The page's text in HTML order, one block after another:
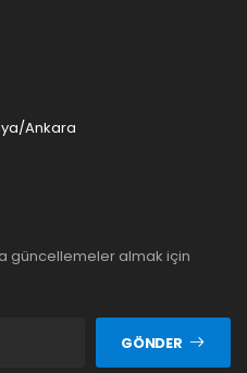
Ankara
güncellemeler almak için
GÖNDER